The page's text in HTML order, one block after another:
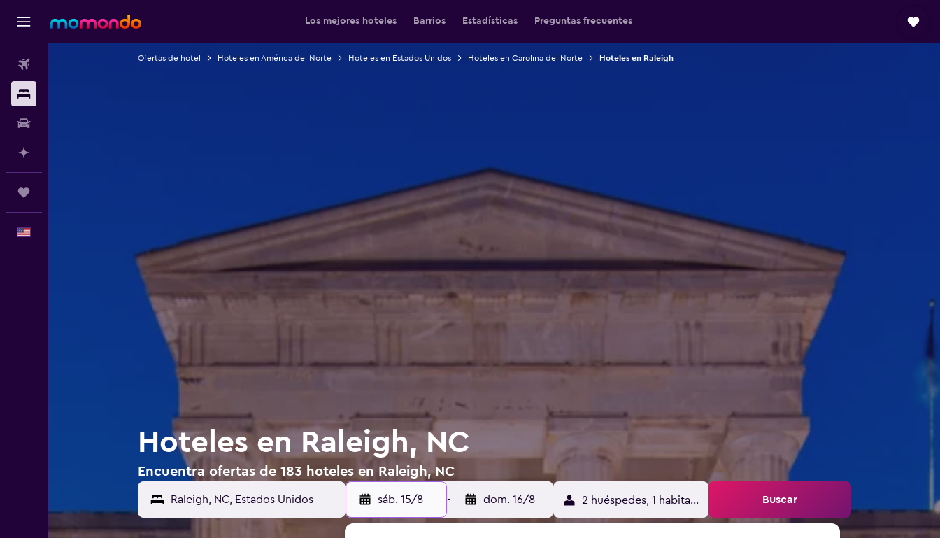
Los mejores hoteles Barrios Estadísticas Preguntas frecuentes
Ofertas de hotel Hoteles en América del Norte Hoteles en Estados Unidos Hoteles en Carolina del Norte Hoteles en Raleigh
Hoteles en Raleigh, NC
Encuentra ofertas de 183 hoteles en Raleigh, NC
sáb. 15/8 - dom. 16/8 2 huéspedes, 1 habitación Buscar